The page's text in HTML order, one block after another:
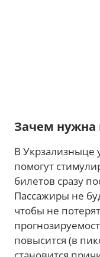
Зачем нужна
В Укрзализныце
помогут
билетов сразу
Пассажиры не
чтобы не
повысится (в